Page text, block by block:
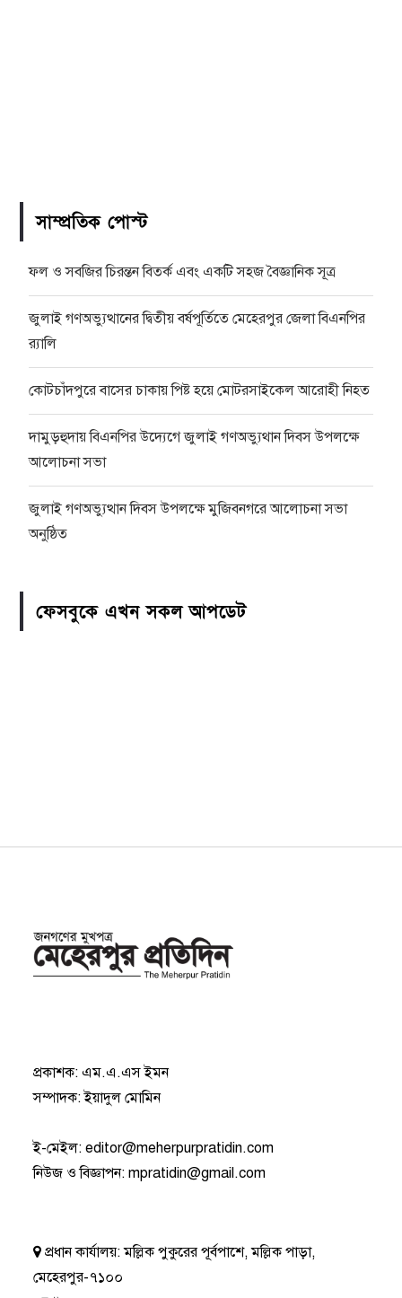
সাম্প্রতিক পোস্ট
ফল ও সবজির চিরন্তন বিতর্ক এবং একটি সহজ বৈজ্ঞানিক সূত্র
জুলাই গণঅভ্যুত্থানের দ্বিতীয় বর্ষপূর্তিতে মেহেরপুর জেলা বিএনপির
র‍্যালি
কোটচাঁদপুরে বাসের চাকায় পিষ্ট হয়ে মোটরসাইকেল আরোহী নিহত
দামুড়হুদায় বিএনপির উদ্যেগে জুলাই গণঅভ্যুথান দিবস উপলক্ষে
আলোচনা সভা
জুলাই গণঅভ্যুত্থান দিবস উপলক্ষে মুজিবনগরে আলোচনা সভা
অনুষ্ঠিত
ফেসবুকে এখন সকল আপডেট
প্রকাশক: এম.এ.এস ইমন
সম্পাদক: ইয়াদুল মোমিন
ই-মেইল:editor@meherpurpratidin.com
নিউজ ও বিজ্ঞাপন:mpratidin@gmail.com
প্রধান কার্যালয়:মল্লিক পুকুরের পূর্বপাশে, মল্লিক পাড়া,
মেহেরপুর-৭১০০